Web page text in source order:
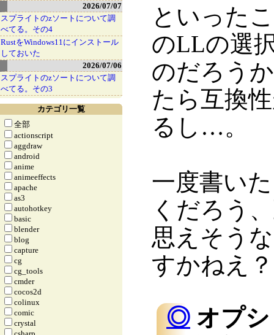
といった
のLLの選
のだろう
たら互換
るし…。
一度書い
くだろう
思えそう
すかねえ？
◎ オプ
2026/07/07
スプライトのzソートについて調
べてる。その4
RustをWindows11にインストール
しておいた
2026/07/06
スプライトのzソートについて調
べてる。その3
カテゴリ一覧
全部
actionscript
aggdraw
android
anime
animeeffects
apache
as3
autohotkey
basic
blender
blog
capture
cg
cg_tools
cmder
cocos2d
colinux
comic
crystal